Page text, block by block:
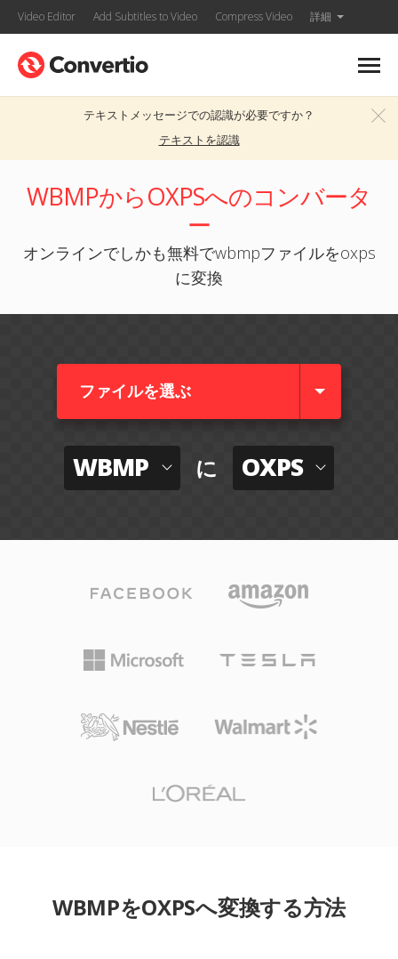
Video Editor Add Subtitles to Video Compress Video 詳細
テキストメッセージでの認識が必要ですか？
テキストを認識
WBMPからOXPSへのコンバータ
ー
オンラインでしかも無料でwbmpファイルをoxps
に変換
ファイルを選ぶ
WBMP に OXPS
WBMPをOXPSへ変換する方法